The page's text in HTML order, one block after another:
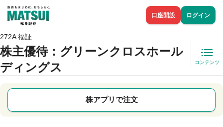
口座開設 ログイン
272A 福証
株主優待：グリーンクロスホール
ディングス
コンテンツ
株アプリで注文